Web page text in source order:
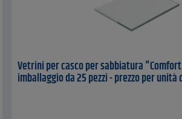
Vetrini per casco per sabbiatura
imballaggio da 25 pezzi - prezzo per